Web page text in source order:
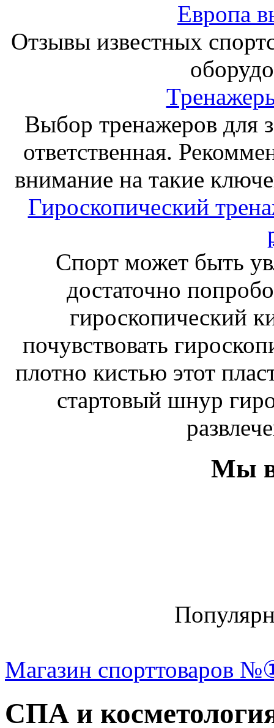
Европа
Отзывы известных
Выбор тренажеров для
ответственная.
внимание на такие
Гироскопический
Спорт может быть
достаточно
гироскопический
почувствовать
плотно кистью этот
стартовый шнур
Мы в
Магазин спорттоваров
СПА и